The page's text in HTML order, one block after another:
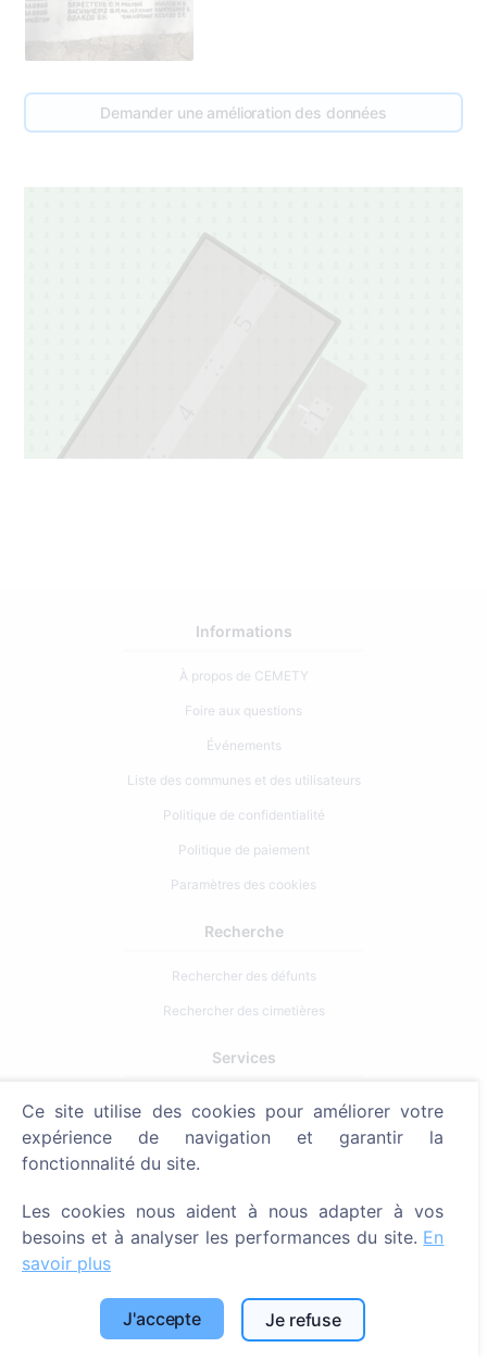
Demander une amélioration des données
3
Informations
À propos de CEMETY
Foire aux questions
Événements
Liste des communes et des utilisateurs
Politique de confidentialité
Politique de paiement
Paramètres des cookies
Recherche
Rechercher des défunts
Rechercher des cimetières
Services
Contacts
SIA "CEMETY", LV40103618951
info@cemety.lv
Nous intervenons dans tout le pays !
Ce site utilise des cookies pour améliorer votre
expérience de navigation et garantir la
fonctionnalité du site.
Les cookies nous aident à nous adapter à vos
besoins et à analyser les performances du site. En
savoir plus
J'accepte Je refuse